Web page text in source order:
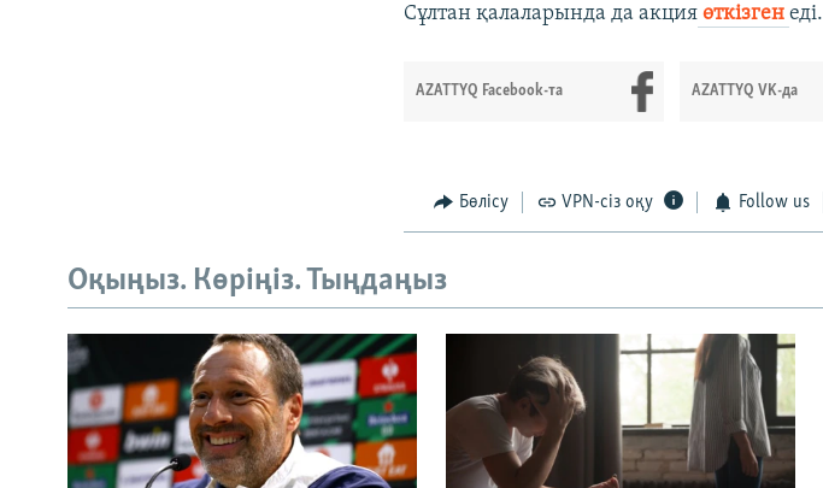
Сұлтан қалаларында да акция өткізгенеді.
AZATTYQ Facebook-та AZATTYQ VK-да
Бөлісу VPN-сіз оқу Follow us
Оқыңыз. Көріңіз. Тыңдаңыз